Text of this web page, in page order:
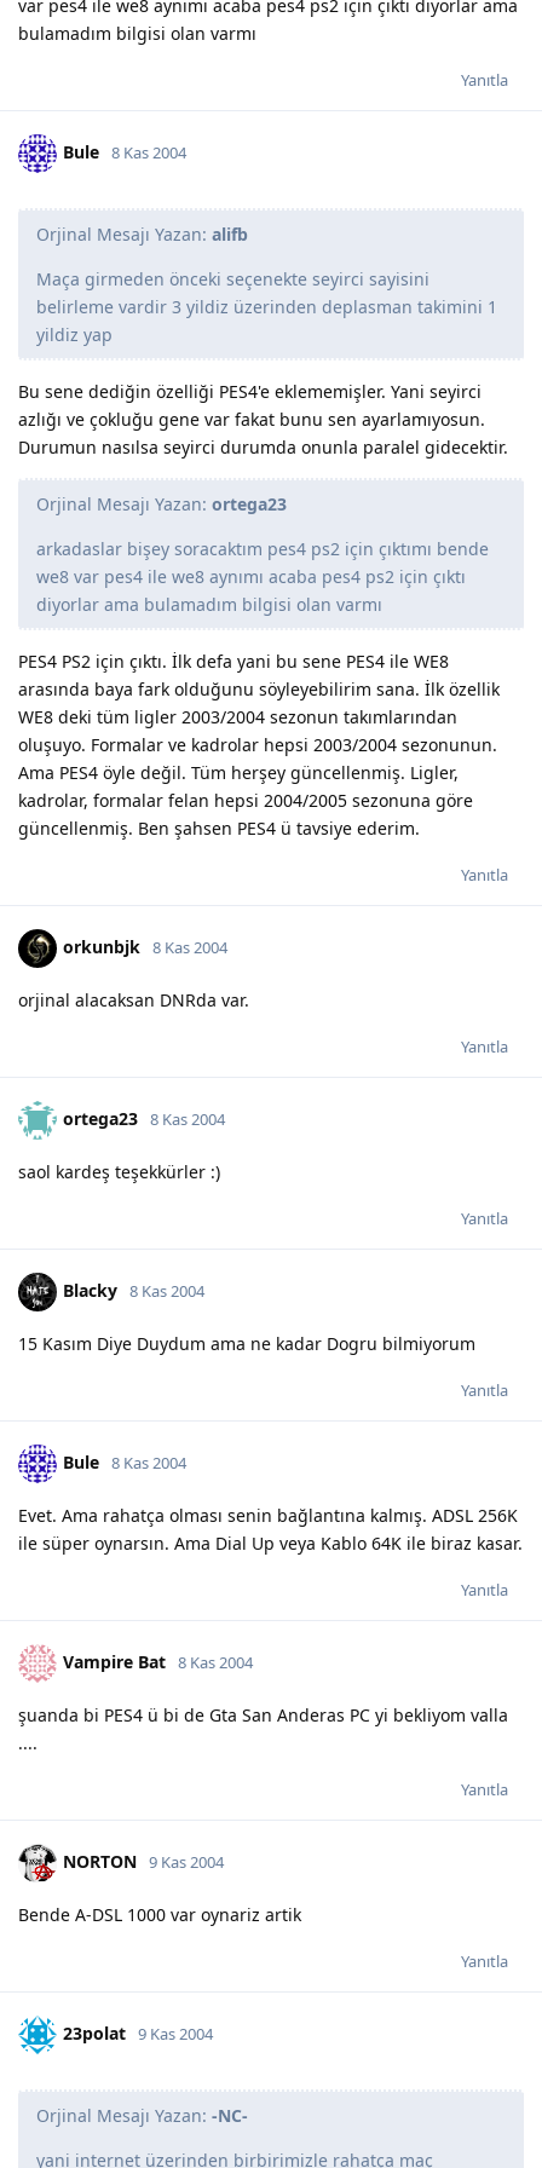
var pes4 ile we8 aynımı acaba pes4 ps2 için çıktı diyorlar ama
bulamadım bilgisi olan varmı
Yanıtla
Bule 8 Kas 2004
Orjinal Mesajı Yazan: alifb
Maça girmeden önceki seçenekte seyirci sayisini
belirleme vardir 3 yildiz üzerinden deplasman takimini 1
yildiz yap
Bu sene dediğin özelliği PES4'e eklememişler. Yani seyirci
azlığı ve çokluğu gene var fakat bunu sen ayarlamıyosun.
Durumun nasılsa seyirci durumda onunla paralel gidecektir.
Orjinal Mesajı Yazan: ortega23
arkadaslar bişey soracaktım pes4 ps2 için çıktımı bende
we8 var pes4 ile we8 aynımı acaba pes4 ps2 için çıktı
diyorlar ama bulamadım bilgisi olan varmı
PES4 PS2 için çıktı. İlk defa yani bu sene PES4 ile WE8
arasında baya fark olduğunu söyleyebilirim sana. İlk özellik
WE8 deki tüm ligler 2003/2004 sezonun takımlarından
oluşuyo. Formalar ve kadrolar hepsi 2003/2004 sezonunun.
Ama PES4 öyle değil. Tüm herşey güncellenmiş. Ligler,
kadrolar, formalar felan hepsi 2004/2005 sezonuna göre
güncellenmiş. Ben şahsen PES4 ü tavsiye ederim.
Yanıtla
orkunbjk 8 Kas 2004
orjinal alacaksan DNRda var.
Yanıtla
ortega23 8 Kas 2004
saol kardeş teşekkürler :)
Yanıtla
Blacky 8 Kas 2004
15 Kasım Diye Duydum ama ne kadar Dogru bilmiyorum
Yanıtla
Bule 8 Kas 2004
Evet. Ama rahatça olması senin bağlantına kalmış. ADSL 256K
ile süper oynarsın. Ama Dial Up veya Kablo 64K ile biraz kasar.
Yanıtla
Vampire Bat 8 Kas 2004
şuanda bi PES4 ü bi de Gta San Anderas PC yi bekliyom valla
....
Yanıtla
NORTON 9 Kas 2004
Bende A-DSL 1000 var oynariz artik
Yanıtla
23polat 9 Kas 2004
Orjinal Mesajı Yazan: -NC-
yani internet üzerinden birbirimizle rahatça maç